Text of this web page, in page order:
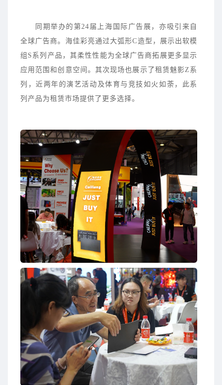
同期举办的第24届上海国际广告展，亦吸引来自
全球广告商。海佳彩亮通过大弧形C造型，展示出软模
组S系列产品，其柔性性能为全球广告商拓展更多显示
应用范围和创意空间。其次现场也展示了租赁魅影Z系
列，近两年的演艺活动及体育与竞技如火如荼，此系
列产品为租赁市场提供了更多选择。